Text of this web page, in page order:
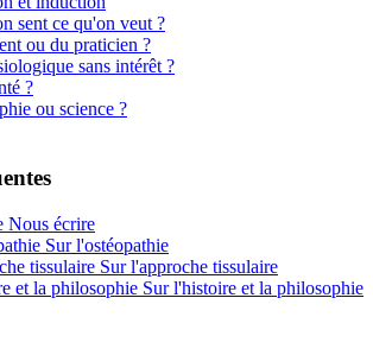
sent ce qu'on veut ?
ou du praticien ?
sans intérêt ?
?
ou science ?
Nous écrire
Sur l'ostéopathie
Sur l'approche tissulaire
Sur l'histoire et la philosophie